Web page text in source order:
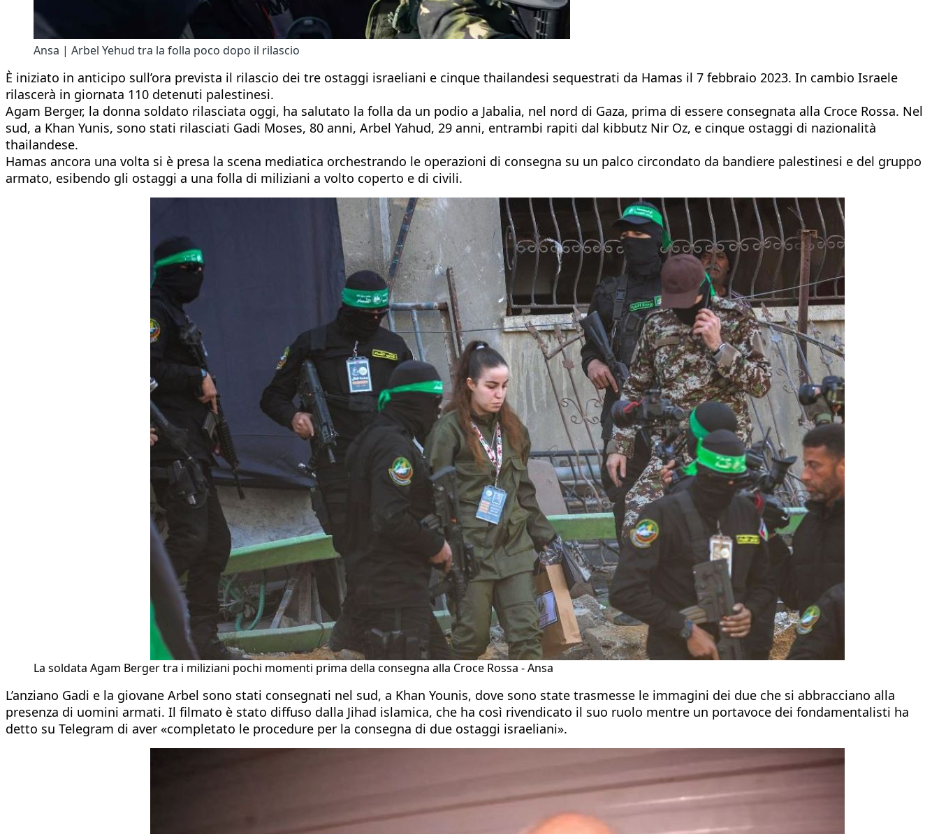
Ansa | Arbel Yehud tra la folla poco dopo il rilascio
È iniziato in anticipo sull’ora prevista il rilascio dei tre ostaggi israeliani e cinque thailandesi sequestrati da Hamas il 7 febbraio 2023. In cambio Israele
rilascerà in giornata 110 detenuti palestinesi.
Agam Berger, la donna soldato rilasciata oggi, ha salutato la folla da un podio a Jabalia, nel nord di Gaza, prima di essere consegnata alla Croce Rossa. Nel
sud, a Khan Yunis, sono stati rilasciati Gadi Moses, 80 anni, Arbel Yahud, 29 anni, entrambi rapiti dal kibbutz Nir Oz, e cinque ostaggi di nazionalità
thailandese.
Hamas ancora una volta si è presa la scena mediatica orchestrando le operazioni di consegna su un palco circondato da bandiere palestinesi e del gruppo
armato, esibendo gli ostaggi a una folla di miliziani a volto coperto e di civili.
La soldata Agam Berger tra i miliziani pochi momenti prima della consegna alla Croce Rossa - Ansa
L’anziano Gadi e la giovane Arbel sono stati consegnati nel sud, a Khan Younis, dove sono state trasmesse le immagini dei due che si abbracciano alla
presenza di uomini armati. Il filmato è stato diffuso dalla Jihad islamica, che ha così rivendicato il suo ruolo mentre un portavoce dei fondamentalisti ha
detto su Telegram di aver «completato le procedure per la consegna di due ostaggi israeliani».